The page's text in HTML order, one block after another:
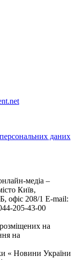
персональних даних
медіа –
Київ,
208/1 E-mail:
205-43-00
на
на
« Новини України